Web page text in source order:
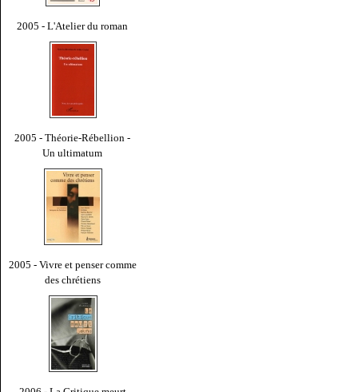
2005 - L'Atelier du roman
2005 - Théorie-Rébellion -
Un ultimatum
2005 - Vivre et penser comme
des chrétiens